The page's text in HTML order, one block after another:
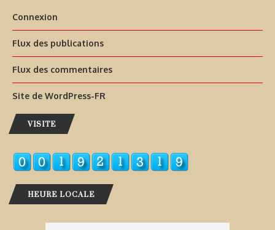
Connexion
Flux des publications
Flux des commentaires
Site de WordPress-FR
VISITE
HEURE LOCALE